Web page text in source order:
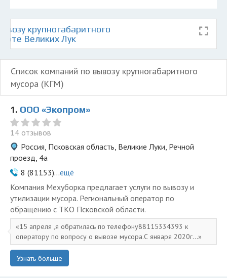
крупногабаритного
Великих Лук
Список компаний по вывозу крупногабаритного
мусора (КГМ)
1. ООО «Экопром»
14 отзывов
Россия, Псковская область, Великие Луки, Речной
проезд, 4а
8 (81153)...ещё
Компания Мехуборка предлагает услуги по вывозу и
утилизации мусора. Региональный оператор по
обращению с ТКО Псковской области.
15 апреля ,я обратилась по телефону88115334393 к
оператору по вопросу о вывозе мусора.С января 2020г...
Узнать больше